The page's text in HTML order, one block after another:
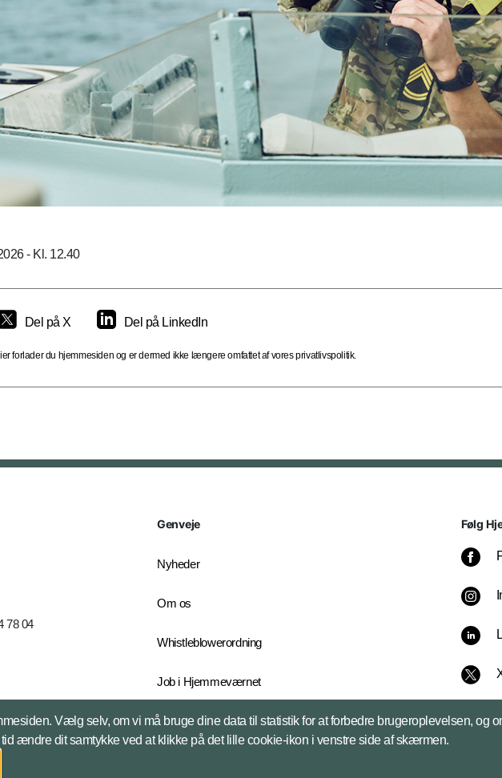
- Kl. 12.40
Del på X Del på LinkedIn
forlader du hjemmesiden og er dermed ikke længere omfattet af vores privatlivspolitik.
78 04
Genveje
Nyheder
Om os
Whistleblowerordning
Job i Hjemmeværnet
Følg
Vælg selv, om vi må bruge dine data til statistik for at forbedre brugeroplevelsen, og
ændre dit samtykke ved at klikke på det lille cookie-ikon i venstre side af skærmen.